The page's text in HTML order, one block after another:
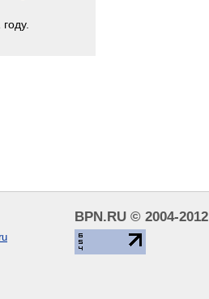
BPN.RU © 2004-2012